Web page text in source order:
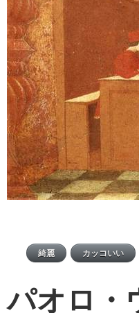
パオロ・